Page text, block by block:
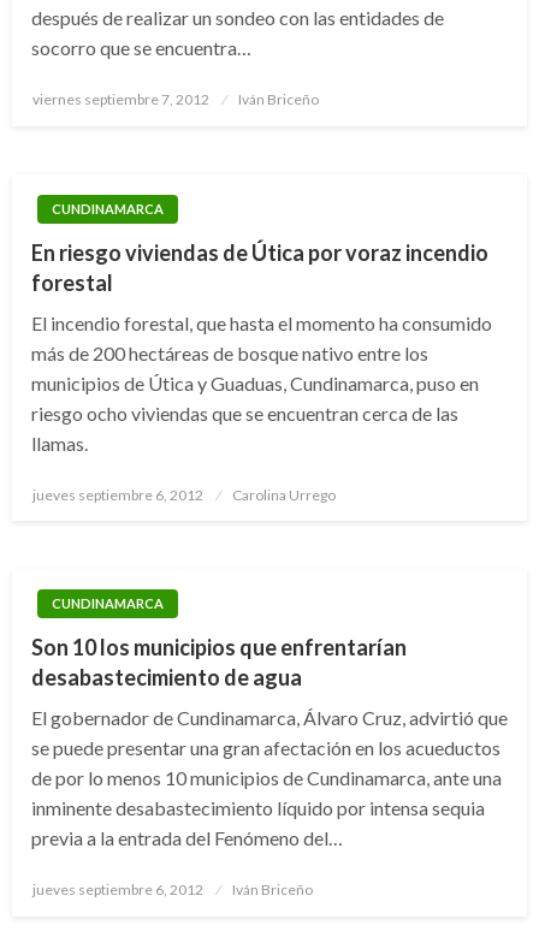
después de realizar un sondeo con las entidades de
socorro que se encuentra…
Publicado
viernes septiembre 7, 2012 Iván Briceño
CUNDINAMARCA
En riesgo viviendas de Útica por voraz incendio
forestal
El incendio forestal, que hasta el momento ha consumido
más de 200 hectáreas de bosque nativo entre los
municipios de Útica y Guaduas, Cundinamarca, puso en
riesgo ocho viviendas que se encuentran cerca de las
llamas.
Publicado
jueves septiembre 6, 2012 Carolina Urrego
CUNDINAMARCA
Son 10 los municipios que enfrentarían
desabastecimiento de agua
El gobernador de Cundinamarca, Álvaro Cruz, advirtió que
se puede presentar una gran afectación en los acueductos
de por lo menos 10 municipios de Cundinamarca, ante una
inminente desabastecimiento líquido por intensa sequia
previa a la entrada del Fenómeno del…
Publicado
jueves septiembre 6, 2012 Iván Briceño